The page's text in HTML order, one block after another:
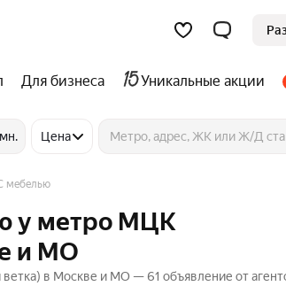
Для бизнеса Уникальные акции
Цена
мебелью
у метро МЦК
и МО
в Москве и МО — 61 объявление от